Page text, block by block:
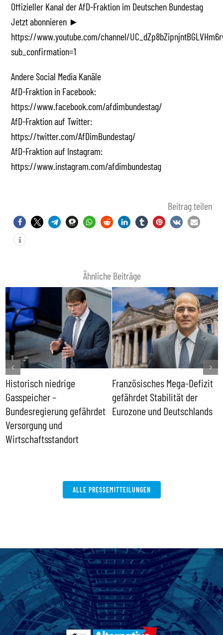
Offizieller Kanal der AfD-Fraktion im Deutschen Bundestag
Jetzt abonnieren ►
https://www.youtube.com/channel/
sub_confirmation=1
Andere Social Media Kanäle
AfD-Fraktion in Facebook:
https://www.facebook.com/afdimbundestag/
AfD-Fraktion auf Twitter:
https://twitter.com/AfDimBundestag/
AfD-Fraktion auf Instagram:
https://www.instagram.com/afdimbundestag
Beitrag teilen
Ähnliche Beiträge
Historisch niedrige
Gasspeicher –
Bundesregierung gefährdet
Versorgung und
Wirtschaftsstandort
Französisches Mega-Defizit
gefährdet Stabilität der
Eurozone und Deutschlands
ALLE PRESSEMITTEILUNGEN